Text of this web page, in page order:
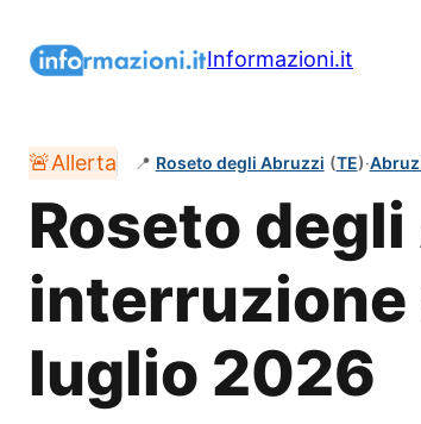
Informazioni.it
🚨Allerta 📍 Roseto degli Abruzzi (TE)·
Roseto
interruzione
luglio 2026